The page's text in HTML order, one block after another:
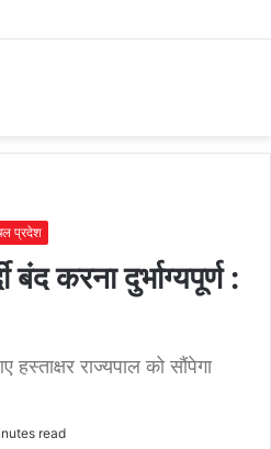
प्रदेश
बंद करना दुर्भाग्यपूर्ण :
राज्यपाल को सौंपेगा
read